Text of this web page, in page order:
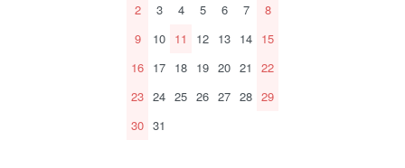
2
3 4 5 6 7
8
9
10 11 12 13 14 15
16 17 18 19 20 21
22
23 24 25 26 27 28 29
30 31